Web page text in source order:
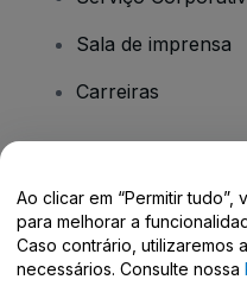
Sala de imprensa
Carreiras
Centro de Ajuda /
Ao clicar em “Permitir
para melhorar a
Caso contrário, utilizaremos
necessários. Consulte nossa